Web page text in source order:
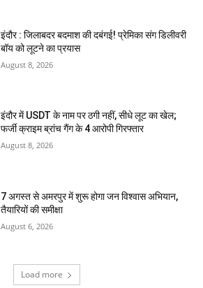
इंदौर : जिलाबदर बदमाश की दबंगई! प्रेमिका संग डिलीवरी
बॉय को लूटने का प्रयास
August 8, 2026
इंदौर में USDT के नाम पर ठगी नहीं, सीधे लूट का खेल;
फर्जी क्राइम ब्रांच गैंग के 4 आरोपी गिरफ्तार
August 8, 2026
7 अगस्त से अमरपुर में शुरू होगा जन विश्वास अभियान,
तैयारियों की समीक्षा
August 6, 2026
Load more